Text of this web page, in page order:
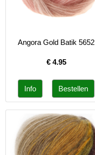
Angora Gold Batik 5652
€ 4.95